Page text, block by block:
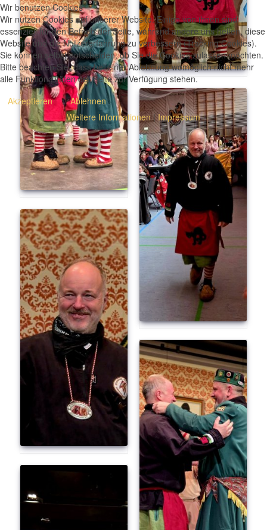
Wir benutzen Cookies
Wir nutzen Cookies auf unserer Website. Einige von ihnen sind
essenziell für den Betrieb der Seite, während andere uns helfen, diese
Website und die Nutzererfahrung zu verbessern (Tracking Cookies).
Sie können selbst entscheiden, ob Sie die Cookies zulassen möchten.
Bitte beachten Sie, dass bei einer Ablehnung womöglich nicht mehr
alle Funktionalitäten der Seite zur Verfügung stehen.
Akzeptieren
Ablehnen
Weitere Informationen|Impressum